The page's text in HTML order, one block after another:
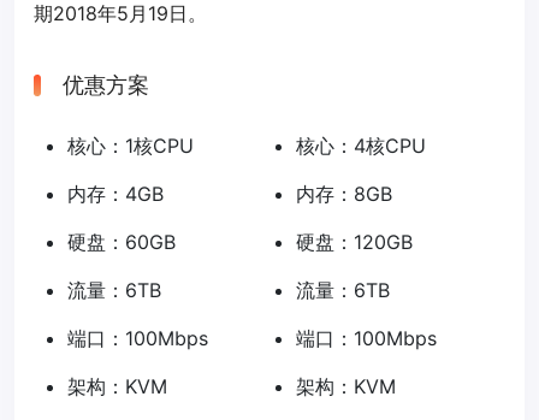
期2018年5月19日。
优惠方案
核心：1核CPU
内存：4GB
硬盘：60GB
流量：6TB
端口：100Mbps
架构：KVM
核心：4核CPU
内存：8GB
硬盘：120GB
流量：6TB
端口：100Mbps
架构：KVM